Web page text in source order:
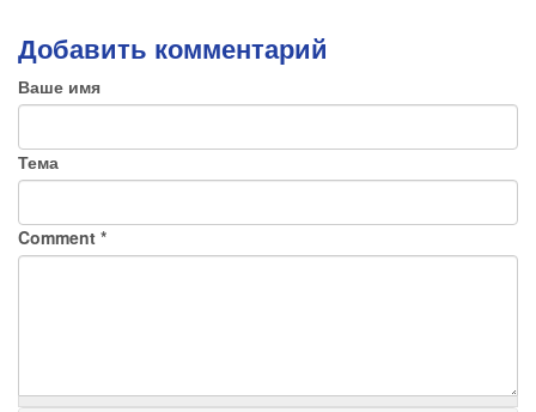
Добавить комментарий
Ваше имя
Тема
Comment *